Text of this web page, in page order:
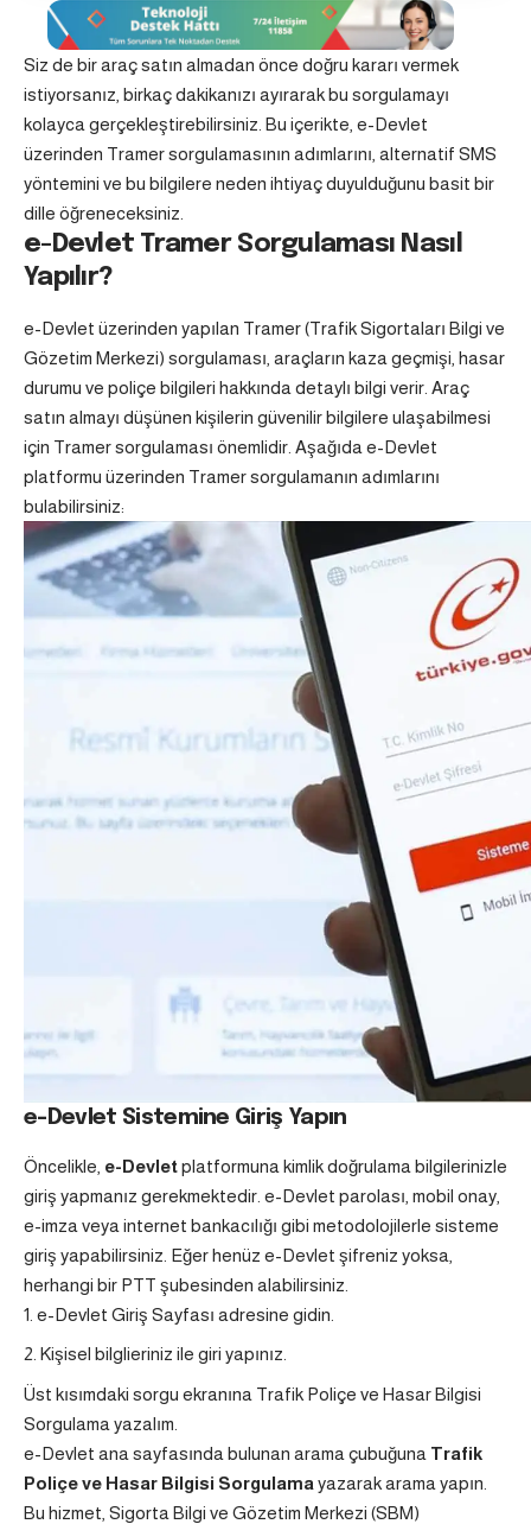
Siz de bir araç satın almadan önce doğru kararı vermek
istiyorsanız, birkaç dakikanızı ayırarak bu sorgulamayı
kolayca gerçekleştirebilirsiniz. Bu içerikte, e-Devlet
üzerinden Tramer sorgulamasının adımlarını, alternatif SMS
yöntemini ve bu bilgilere neden ihtiyaç duyulduğunu basit bir
dille öğreneceksiniz.
e-Devlet Tramer Sorgulaması Nasıl
Yapılır?
e-Devlet üzerinden yapılan Tramer (Trafik Sigortaları Bilgi ve
Gözetim Merkezi) sorgulaması, araçların kaza geçmişi, hasar
durumu ve poliçe bilgileri hakkında detaylı bilgi verir. Araç
satın almayı düşünen kişilerin güvenilir bilgilere ulaşabilmesi
için Tramer sorgulaması önemlidir. Aşağıda e-Devlet
platformu üzerinden Tramer sorgulamanın adımlarını
bulabilirsiniz:
e-Devlet Sistemine Giriş Yapın
Öncelikle, e-Devletplatformuna kimlik doğrulama bilgilerinizle
giriş yapmanız gerekmektedir. e-Devlet parolası, mobil onay,
e-imza veya internet bankacılığı gibi metodolojilerle sisteme
giriş yapabilirsiniz. Eğer henüz e-Devlet şifreniz yoksa,
herhangi bir PTT şubesinden alabilirsiniz.
e-Devlet Giriş Sayfası adresine gidin.
Kişisel bilglieriniz ile giri yapınız.
Üst kısımdaki sorgu ekranına Trafik Poliçe ve Hasar Bilgisi
Sorgulama yazalım.
e-Devlet ana sayfasında bulunan arama çubuğuna Trafik
Poliçe ve Hasar Bilgisi Sorgulama yazarak arama yapın.
Bu hizmet, Sigorta Bilgi ve Gözetim Merkezi (SBM)